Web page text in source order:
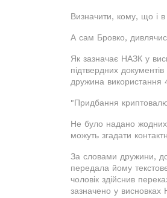
Визначити, кому, що і в
А сам Бровко,
Як зазначає НАЗК у
підтвердних
дружина використання
"Придбання
Не було надано жодних
можуть згадати
За словами дружини, до
передала йому
чоловік здійснив
зазначено у висновках